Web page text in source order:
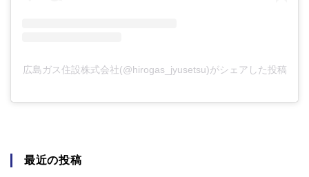
広島ガス住設株式会社(@hirogas_jyusetsu)がシェアした投稿
最近の投稿